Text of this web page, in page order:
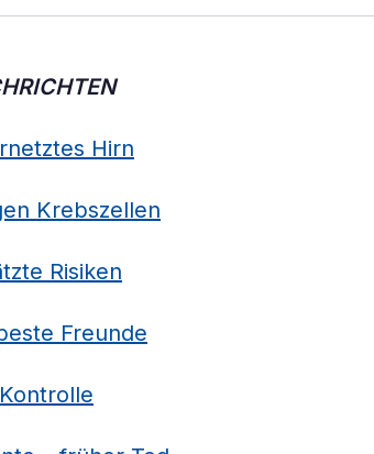
Hirn
Krebszellen
Risiken
Freunde